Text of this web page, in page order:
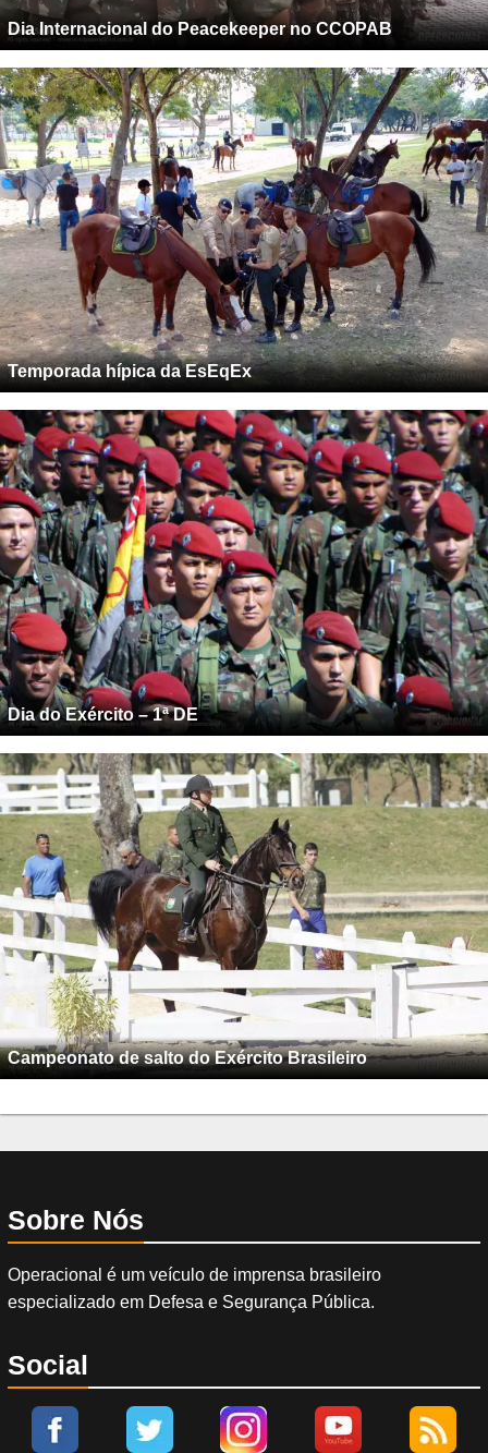
Dia Internacional do Peacekeeper no CCOPAB
Temporada hípica da EsEqEx
Dia do Exército – 1ª DE
Campeonato de salto do Exército Brasileiro
Sobre Nós
Operacional é um veículo de imprensa brasileiro
especializado em Defesa e Segurança Pública.
Social